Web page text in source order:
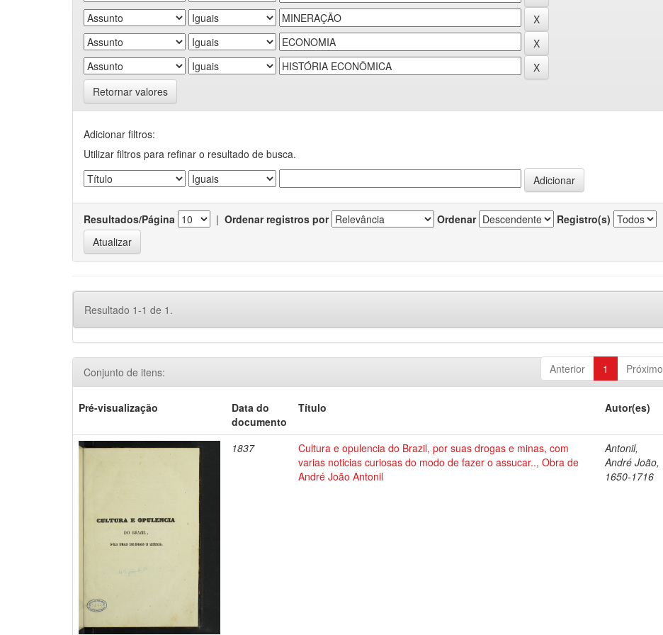
Retornar valores
Adicionar filtros:
Utilizar filtros para refinar o resultado de busca.
Resultados/Página | Ordenar registros por Ordenar Registro(s)
Resultado 1-1 de 1.
Anterior 1 Próximo
Conjunto de itens:
Pré-visualização
Data do
documento
Título Autor(es)
1837
Cultura e opulencia do Brazil, por suas drogas e minas, com
varias noticias curiosas do modo de fazer o assucar.., Obra de
André João Antonil
Antonil,
André João,
1650-1716